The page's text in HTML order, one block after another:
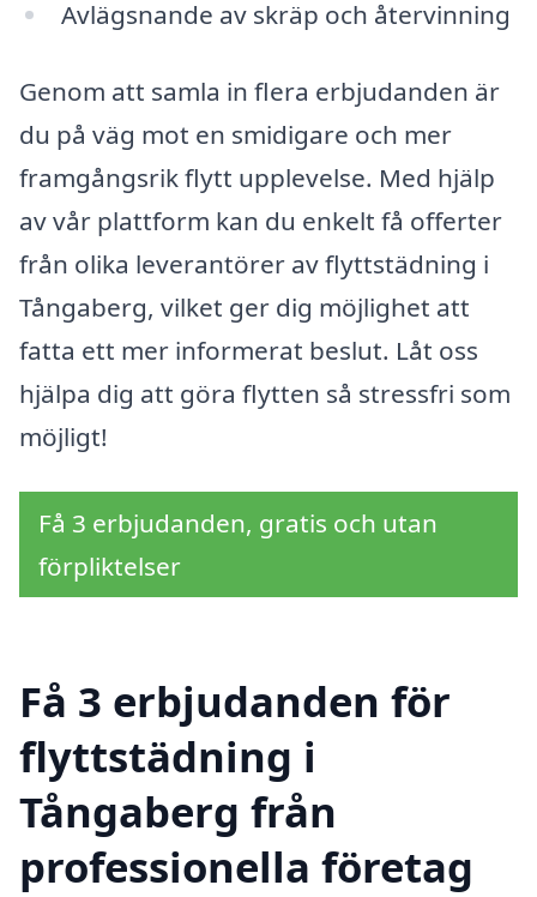
Avlägsnande av skräp och återvinning
Genom att samla in flera erbjudanden är
du på väg mot en smidigare och mer
framgångsrik flytt upplevelse. Med hjälp
av vår plattform kan du enkelt få offerter
från olika leverantörer av flyttstädning i
Tångaberg, vilket ger dig möjlighet att
fatta ett mer informerat beslut. Låt oss
hjälpa dig att göra flytten så stressfri som
möjligt!
Få 3 erbjudanden, gratis och utan
förpliktelser
Få 3 erbjudanden för
flyttstädning i
Tångaberg från
professionella företag